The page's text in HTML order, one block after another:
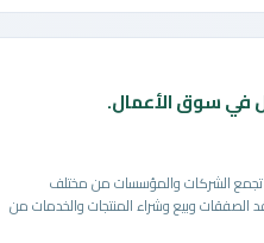
سوق الأعمال.
الشركات والمؤسسات من مختلف
وبيع وشراء المنتجات والخدمات من